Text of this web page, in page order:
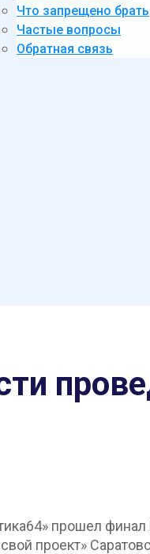
Что запрещено брать
Частые вопросы
Обратная связь
прошел
проект»